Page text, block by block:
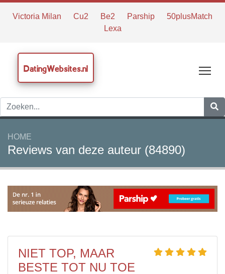
Victoria Milan Cu2 Be2 Parship
50plusMatch
Lexa
DatingWebsites.nl
HOME
Reviews van deze auteur (84890)
NIET TOP, MAAR
BESTE TOT NU TOE